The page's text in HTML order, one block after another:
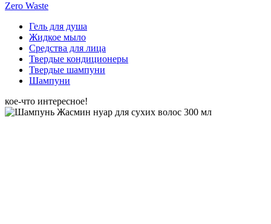
Zero Waste
Гель для душа
Жидкое мыло
Средства для лица
Твердые кондиционеры
Твердые шампуни
Шампуни
кое-что интересное!